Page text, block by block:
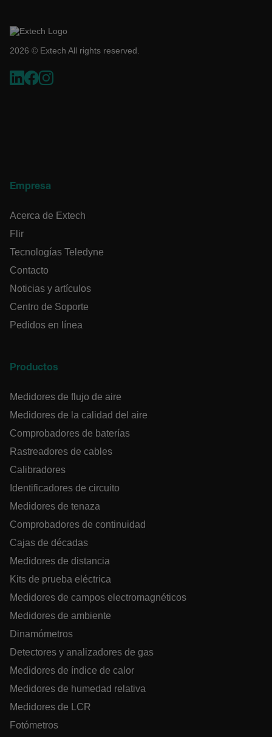
2026 © Extech All rights reserved.
Empresa
Acerca de Extech
Flir
Tecnologías Teledyne
Contacto
Noticias y artículos
Centro de Soporte
Pedidos en línea
Productos
Medidores de flujo de aire
Medidores de la calidad del aire
Comprobadores de baterías
Rastreadores de cables
Calibradores
Identificadores de circuito
Medidores de tenaza
Comprobadores de continuidad
Cajas de décadas
Medidores de distancia
Kits de prueba eléctrica
Medidores de campos electromagnéticos
Medidores de ambiente
Dinamómetros
Detectores y analizadores de gas
Medidores de índice de calor
Medidores de humedad relativa
Medidores de LCR
Fotómetros
cashrun_session_id
cashrun_site_id
sf_territory
x-ms-cpim-cache|[-
__epiXSRF
{1-60}
Language